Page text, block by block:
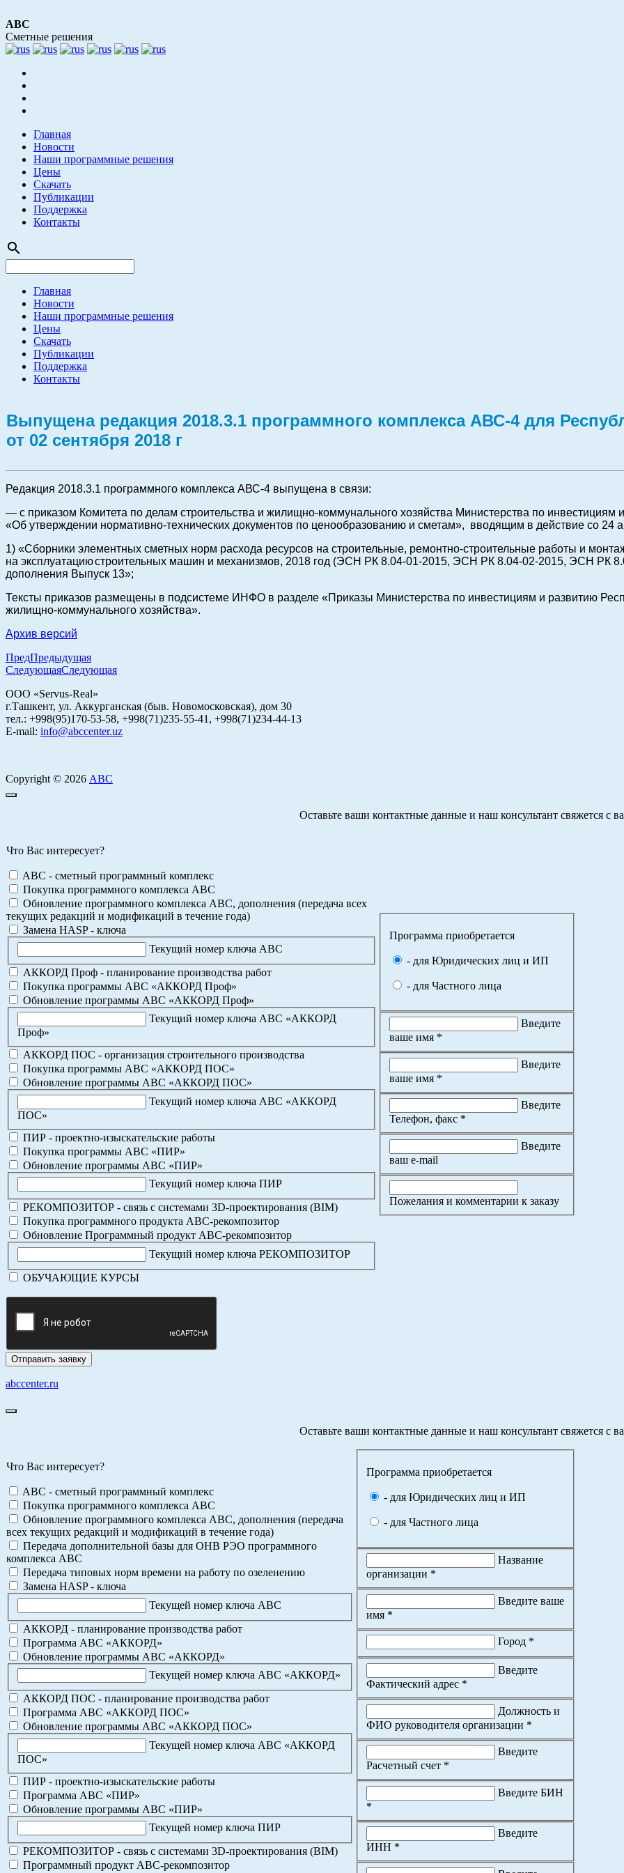
АВС
Сметные решения
Главная
Новости
Наши программные решения
Цены
Скачать
Публикации
Поддержка
Контакты
search
Главная
Новости
Наши программные решения
Цены
Скачать
Публикации
Поддержка
Контакты
Выпущена редакция 2018.3.1 программного комплекса АВС-4 для
от 02 сентября 2018 г
Редакция 2018.3.1 программного комплекса АВС-4 выпущена в связи:
— с приказом Комитета по делам строительства и жилищно-коммунального хозяйства Министерства по инвестициям
«Об утверждении нормативно-технических документов по ценообразованию и сметам», вводящим в действие со 24
1) «Сборники элементных сметных норм расхода ресурсов на строительные, ремонтно-строительные работы и
на эксплуатациюстроительных машин и механизмов, 2018 год (ЭСН РК 8.04-01-2015, ЭСН РК 8.04-02-2015, ЭСН РК
дополнения Выпуск 13»;
Тексты приказов размещены в подсистеме ИНФО в разделе «Приказы Министерства по инвестициям и развитию
жилищно-коммунального хозяйства».
Архив версий
ПредПредыдущая
СледующаяСледующая
ООО «Servus-Real»
г.Ташкент, ул. Аккурганская (быв. Новомосковская), дом 30
тел.: +998(95)170-53-58, +998(71)235-55-41, +998(71)234-44-13
E-mail: info@abccenter.uz
Copyright © 2026 АВС
Оставьте ваши контактные данные и наш консультант свяжется с
Что Вас интересует?
ABC - сметный программный комплекс
Покупка программного комплекса АВС
Обновление программного комплекса АВС, дополнения (передача всех
текущих редакций и модификаций в течение года)
Замена HASP - ключа
Текущий номер ключа АВС
АККОРД Проф - планирование производства работ
Покупка программы АВС «АККОРД Проф»
Обновление программы АВС «АККОРД Проф»
Текущий номер ключа АВС «АККОРД
Проф»
АККОРД ПОС - организация строительного производства
Покупка программы АВС «АККОРД ПОС»
Обновление программы АВС «АККОРД ПОС»
Текущий номер ключа АВС «АККОРД
ПОС»
ПИР - проектно-изыскательские работы
Покупка программы АВС «ПИР»
Обновление программы АВС «ПИР»
Текущий номер ключа ПИР
РЕКОМПОЗИТОР - связь с системами 3D-проектирования (BIM)
Покупка программного продукта АВС-рекомпозитор
Обновление Программный продукт АВС-рекомпозитор
Текущий номер ключа РЕКОМПОЗИТОР
ОБУЧАЮЩИЕ КУРСЫ
Программа приобретается
- для Юридических лиц и ИП
- для Частного лица
Введите
ваше имя *
Введите
ваше имя *
Введите
Телефон, факс *
Введите
ваш e-mail
Пожелания и комментарии к заказу
abccenter.ru
Оставьте ваши контактные данные и наш консультант свяжется с
Что Вас интересует?
ABC - сметный программный комплекс
Покупка программного комплекса АВС
Обновление программного комплекса АВС, дополнения (передача
всех текущих редакций и модификаций в течение года)
Передача дополнительной базы для ОНВ РЭО программного
комплекса АВС
Передача типовых норм времени на работу по озеленению
Замена HASP - ключа
Текущей номер ключа АВС
АККОРД - планирование производства работ
Программа АВС «АККОРД»
Обновление программы АВС «АККОРД»
Текущей номер ключа АВС «АККОРД»
АККОРД ПОС - планирование производства работ
Программа АВС «АККОРД ПОС»
Обновление программы АВС «АККОРД ПОС»
Текущей номер ключа АВС «АККОРД
ПОС»
ПИР - проектно-изыскательские работы
Программа АВС «ПИР»
Обновление программы АВС «ПИР»
Текущей номер ключа ПИР
РЕКОМПОЗИТОР - связь с системами 3D-проектирования (BIM)
Программный продукт АВС-рекомпозитор
Программа приобретается
- для Юридических лиц и ИП
- для Частного лица
Название
организации *
Введите ваше
имя *
Город *
Введите
Фактический адрес *
Должность и
ФИО руководителя организации *
Введите
Расчетный счет *
Введите БИН
*
Введите
ИНН *